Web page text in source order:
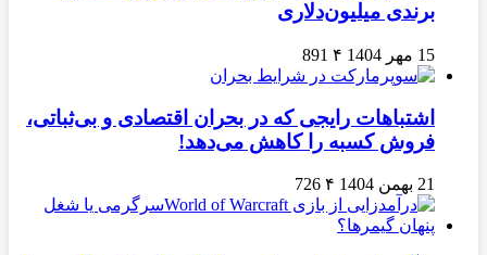
برندی میلیون‌دلاری
15 مهر 1404 ۴ 891
اشتباهات رایجی که در بحران اقتصادی و بی‌ثباتی،
فروش کسبه را کاهش می‌دهد!
21 بهمن 1404 ۴ 726